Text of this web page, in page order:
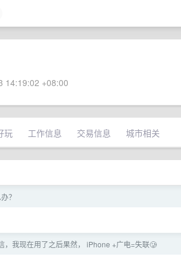
14:19:02 +08:00
玩 工作信息 交易信息 城市相关
？
，我现在用了之后果然， iPhone +广电=失联🥲